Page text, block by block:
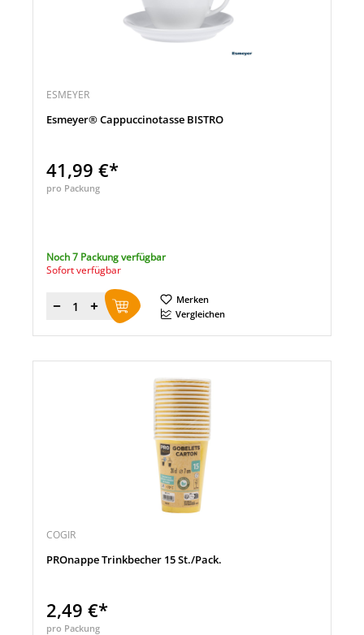
ESMEYER
Esmeyer® Cappuccinotasse BISTRO
41,99 €*
pro Packung
Noch 7 Packung verfügbar
Sofort verfügbar
Menge
Merken
Vergleichen
COGIR
PROnappe Trinkbecher 15 St./Pack.
2,49 €*
pro Packung